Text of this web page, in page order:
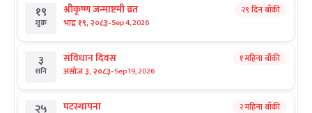
१९
शुक्र
श्रीकृष्ण जन्माष्टमी व्रत
भाद्र १९, २०८३-Sep 4, 2026
२९ दिन बाँकी
३
शनि
संविधान दिवस
असोज ३, २०८३-Sep 19, 2026
१ महिना बाँकी
घटस्थापना २ महिना बाँकी